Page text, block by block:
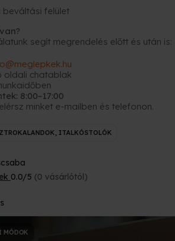
beváltási felület
segít megrendelés előtt és után is:
oldali chatablak
8:00–17:00
minket e-mailben és telefonon.
ITALKÓSTOLÓK
0.0/5 (0 vásárlótól)
MÓDOK